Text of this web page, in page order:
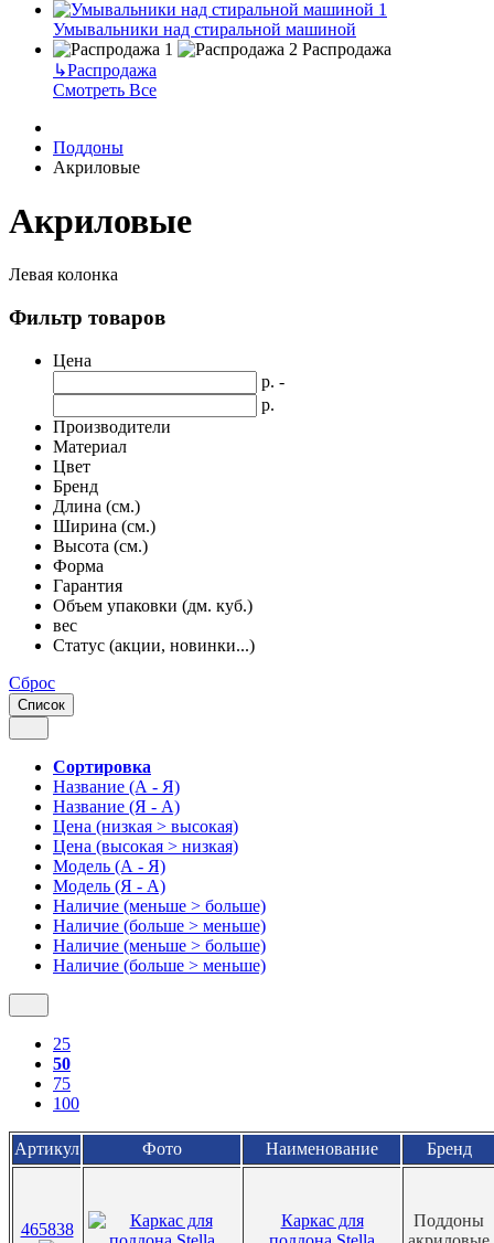
Умывальники над стиральной машиной
Распродажа
↳Распродажа
Смотреть Все
Поддоны
Акриловые
Акриловые
Левая колонка
Фильтр товаров
Цена
р. -
р.
Производители
Материал
Цвет
Бренд
Длина (см.)
Ширина (см.)
Высота (см.)
Форма
Гарантия
Объем упаковки (дм. куб.)
вес
Статус (акции, новинки...)
Сброс
Список
Сортировка
Название (А - Я)
Название (Я - А)
Цена (низкая > высокая)
Цена (высокая > низкая)
Модель (А - Я)
Модель (Я - А)
Наличие (меньше > больше)
Наличие (больше > меньше)
Наличие (меньше > больше)
Наличие (больше > меньше)
25
50
75
100
Артикул Фото Наименование Бренд
465838
Каркас для
Поддоны